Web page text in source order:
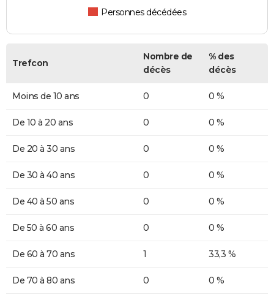
Personnes décédées
Trefcon
Nombre de
décès
% des
décès
Moins de 10 ans 0 0 %
De 10 à 20 ans 0 0 %
De 20 à 30 ans 0 0 %
De 30 à 40 ans 0 0 %
De 40 à 50 ans 0 0 %
De 50 à 60 ans 0 0 %
De 60 à 70 ans 1 33,3 %
De 70 à 80 ans 0 0 %